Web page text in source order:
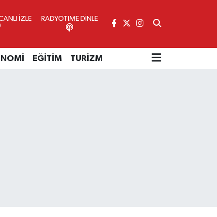
İZLE RADYOTIME DİNLE
EĞİTİM TURİZM